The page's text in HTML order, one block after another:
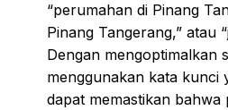
“perumahan di Pinang
Pinang Tangerang,” atau
Dengan mengoptimalkan
menggunakan kata kunci
dapat memastikan